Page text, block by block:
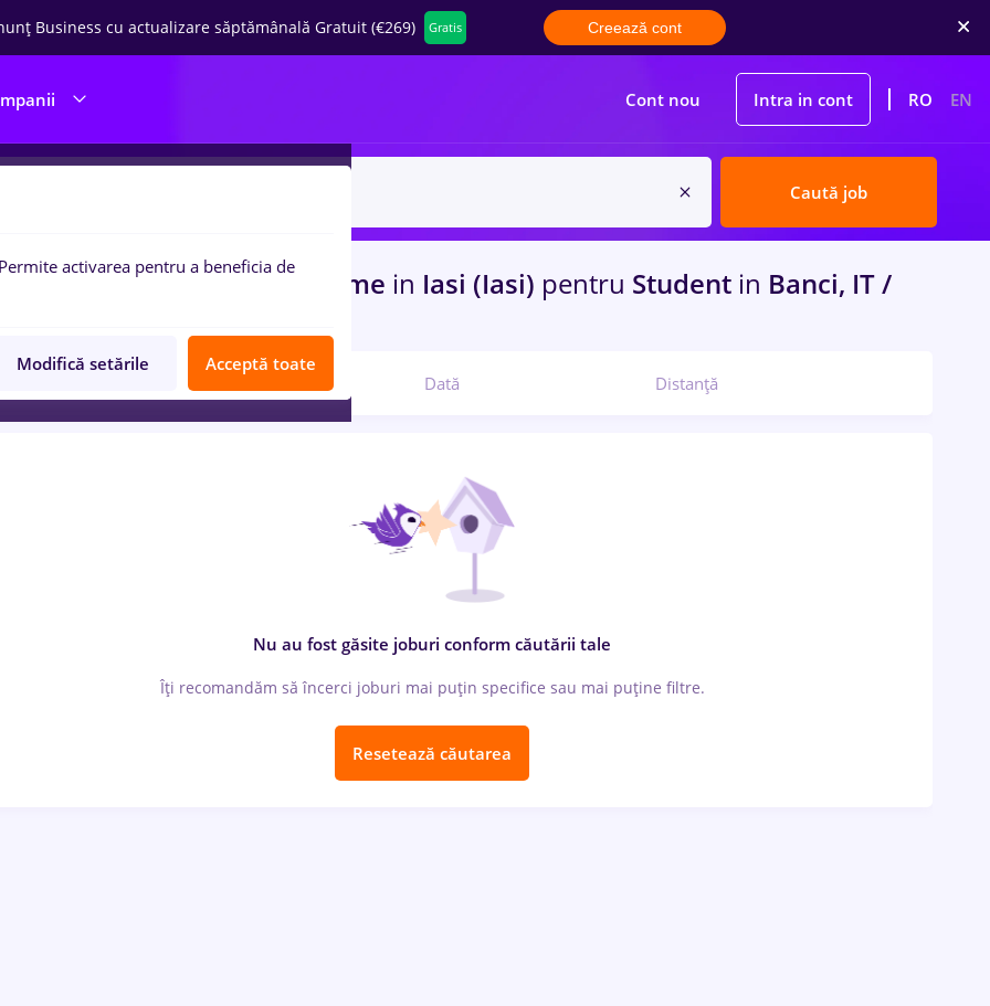
Business cu actualizare săptămânală Gratuit (€269) Gratis Creează cont
Cont nou Intra in cont RO EN
Caută job
de muncaarhivist, Part time in Iasi (Iasi) pentru Student in Banci, IT /
Relevanță Dată Distanță
Nu au fost găsite joburi conform căutării tale
Îți recomandăm să încerci joburi mai puțin specifice sau mai puține filtre.
Resetează căutarea
Permite activarea pentru a beneficia de
Modifică setările Acceptă toate